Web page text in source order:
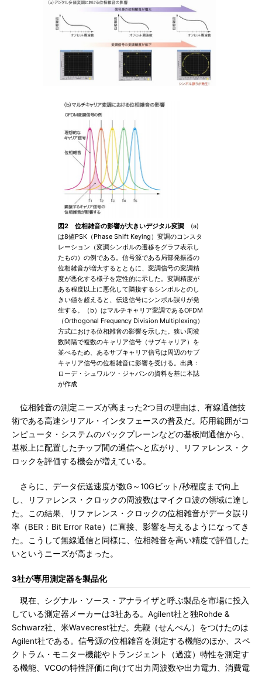
図2 位相雑音の影響が大きいデジタル変調 (a)
は8値PSK（Phase Shift Keying）変調のコンスタ
レーション（変調シンボルの遷移をグラフ表示し
たもの）の例である。信号源である局部発振器の
位相雑音が増大するとともに、変調信号の変調精
度が悪化する様子を定性的に示した。変調精度が
ある程度以上に悪化して隣接するシンボルとのし
きい値を超えると、伝送信号にシンボル誤りが発
生する。（b）はマルチキャリア変調であるOFDM
（Orthogonal Frequency Division Multiplexing）
方式における位相雑音の影響を示した。狭い周波
数間隔で複数のキャリア信号（サブキャリア）を
並べるため、あるサブキャリア信号は周辺のサブ
キャリア信号の位相雑音に影響を受ける。出典：
ローデ・シュワルツ・ジャパンの資料を基に本誌
が作成
位相雑音の測定ニーズが高まった2つ目の理由は、有線通信技
術である高速シリアル・インタフェースの普及だ。応用範囲がコ
ンピュータ・システムのバックプレーンなどの基板間通信から、
基板上に配置したチップ間の通信へと広がり、リファレンス・ク
ロックを評価する機会が増えている。
さらに、データ伝送速度が数G～10Gビット/秒程度まで向上
し、リファレンス・クロックの周波数はマイクロ波の領域に達し
た。この結果、リファレンス・クロックの位相雑音がデータ誤り
率（BER：Bit Error Rate）に直接、影響を与えるようになってき
た。こうして無線通信と同様に、位相雑音を高い精度で評価した
いというニーズが高まった。
3社が専用測定器を製品化
現在、シグナル・ソース・アナライザと呼ぶ製品を市場に投入
している測定器メーカーは3社ある。Agilent社と独Rohde &
Schwarz社、米Wavecrest社だ。先鞭（せんべん）をつけたのは
Agilent社である。信号源の位相雑音を測定する機能のほか、スペ
クトラム・モニター機能やトランジェント（過渡）特性を測定す
る機能、VCOの特性評価に向けて出力周波数や出力電力、消費電